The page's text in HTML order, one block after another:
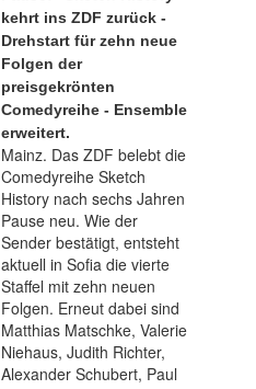
kehrt ins ZDF zurück -
Drehstart für zehn neue
Folgen der
preisgekrönten
Comedyreihe - Ensemble
erweitert.
Mainz. Das ZDF belebt die
Comedyreihe Sketch
History nach sechs Jahren
Pause neu. Wie der
Sender bestätigt, entsteht
aktuell in Sofia die vierte
Staffel mit zehn neuen
Folgen. Erneut dabei sind
Matthias Matschke, Valerie
Niehaus, Judith Richter,
Alexander Schubert, Paul